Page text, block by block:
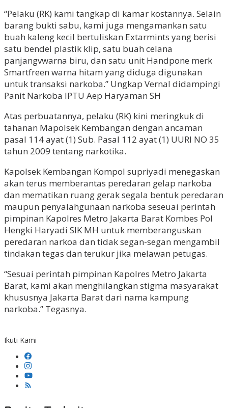
“Pelaku (RK) kami tangkap di kamar kostannya. Selain
barang bukti sabu, kami juga mengamankan satu
buah kaleng kecil bertuliskan Extarmints yang berisi
satu bendel plastik klip, satu buah celana
panjangvwarna biru, dan satu unit Handpone merk
Smartfreen warna hitam yang diduga digunakan
untuk transaksi narkoba.” Ungkap Vernal didampingi
Panit Narkoba IPTU Aep Haryaman SH
Atas perbuatannya, pelaku (RK) kini meringkuk di
tahanan Mapolsek Kembangan dengan ancaman
pasal 114 ayat (1) Sub. Pasal 112 ayat (1) UURI NO 35
tahun 2009 tentang narkotika.
Kapolsek Kembangan Kompol supriyadi menegaskan
akan terus memberantas peredaran gelap narkoba
dan mematikan ruang gerak segala bentuk peredaran
maupun penyalahgunaan narkoba seseuai perintah
pimpinan Kapolres Metro Jakarta Barat Kombes Pol
Hengki Haryadi SIK MH untuk memberanguskan
peredaran narkoa dan tidak segan-segan mengambil
tindakan tegas dan terukur jika melawan petugas.
“Sesuai perintah pimpinan Kapolres Metro Jakarta
Barat, kami akan menghilangkan stigma masyarakat
khususnya Jakarta Barat dari nama kampung
narkoba.” Tegasnya.
Ikuti Kami